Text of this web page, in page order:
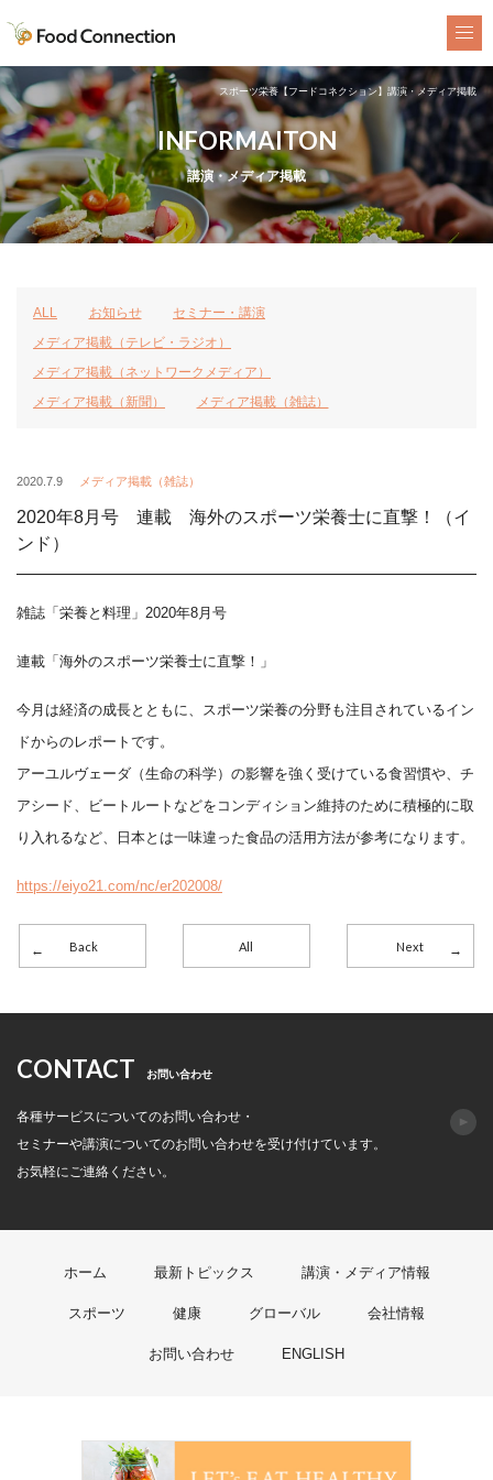
スポーツ栄養【フードコネクション】講演・メディア掲載
INFORMAITON
講演・メディア掲載
ALL お知らせ
セミナー・講演
メディア掲載（テレビ・ラジオ）
メディア掲載（ネットワークメディア）
メディア掲載（新聞）
メディア掲載（雑誌）
2020.7.9 メディア掲載（雑誌）
2020年8月号 連載 海外のスポーツ栄養士に直撃！（イ
ンド）
雑誌「栄養と料理」2020年8月号
連載「海外のスポーツ栄養士に直撃！」
今月は経済の成長とともに、スポーツ栄養の分野も注目されているイン
ドからのレポートです。
アーユルヴェーダ（生命の科学）の影響を強く受けている食習慣や、チ
アシード、ビートルートなどをコンディション維持のために積極的に取
り入れるなど、日本とは一味違った食品の活用方法が参考になります。
https://eiyo21.com/nc/er202008/
Back All Next
CONTACT お問い合わせ
各種サービスについてのお問い合わせ・
セミナーや講演についてのお問い合わせを受け付けています。
お気軽にご連絡ください。
ホーム 最新トピックス 講演・メディア情報
スポーツ 健康 グローバル 会社情報
お問い合わせ ENGLISH